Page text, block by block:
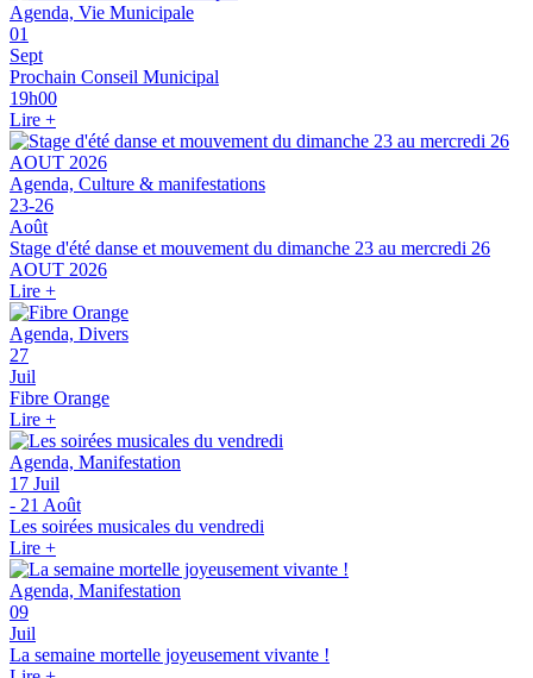
Agenda, Vie Municipale
01
Sept
Prochain Conseil Municipal
19h00
Lire +
Agenda, Culture & manifestations
23-26
Août
Stage d'été danse et mouvement du dimanche 23 au mercredi 26
AOUT 2026
Lire +
Agenda, Divers
27
Juil
Fibre Orange
Lire +
Agenda, Manifestation
17 Juil
- 21 Août
Les soirées musicales du vendredi
Lire +
Agenda, Manifestation
09
Juil
La semaine mortelle joyeusement vivante !